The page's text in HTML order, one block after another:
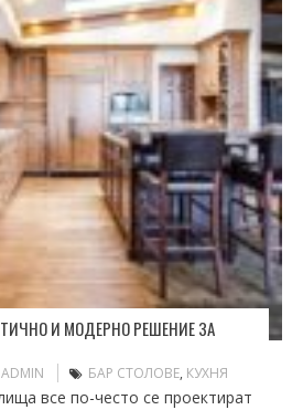
И МОДЕРНО РЕШЕНИЕ ЗА
ADMIN БАР СТОЛОВЕ, КУХНЯ
все по-често се проектират